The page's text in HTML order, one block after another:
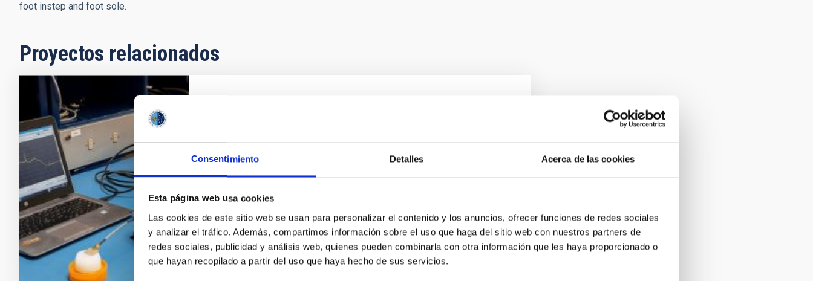
Consentimiento Detalles Acerca de las cookies
Esta página web usa cookies
Las cookies de este sitio web se usan para personalizar el contenido y los anuncios, ofrecer funciones de redes sociales
y analizar el tráfico. Además, compartimos información sobre el uso que haga del sitio web con nuestros partners de
redes sociales, publicidad y análisis web, quienes pueden combinarla con otra información que les haya proporcionado o
que hayan recopilado a partir del uso que haya hecho de sus servicios.
foot instep and foot sole.
Proyectos relacionados
usada en Astrofísica.
En ejecución
ACCESO A LA BASE DE DATOS LOCAL